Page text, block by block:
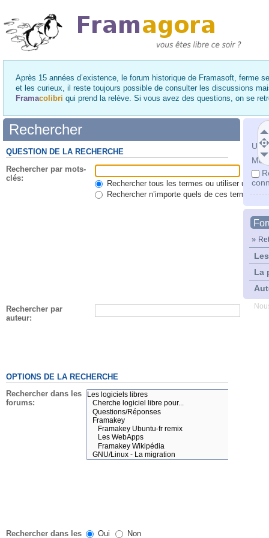
Après 15 années d’existence, le forum historique de Framasoft, ferme
et les curieux, il reste toujours possible de consulter les discussions
Framacolibri qui prend la relève. Si vous avez des questions, on se
Mot
»
La
Rechercher
QUESTION DE LA RECHERCHE
Rechercher par mots-
clés:
Rechercher tous les termes ou utiliser une
Rechercher n’importe quels de ces termes
Rechercher par
auteur:
OPTIONS DE LA RECHERCHE
Rechercher dans les
forums:
Rechercher dans les Oui Non